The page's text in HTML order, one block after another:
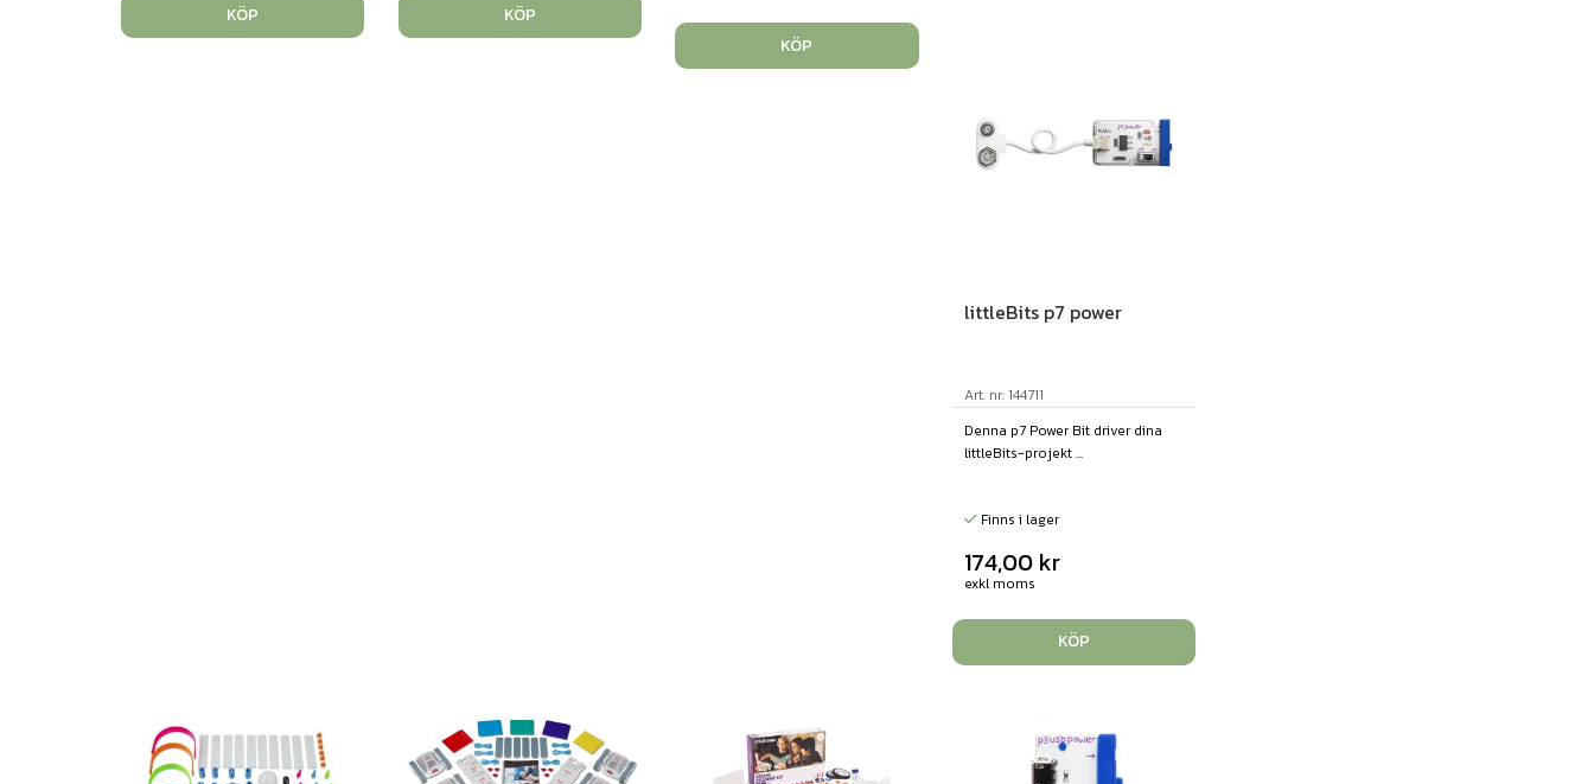
KÖP KÖP
KÖP
littleBits p7 power
Art. nr: 144711
Denna p7 Power Bit driver dina
littleBits-projekt ...
Finns i lager
174,00 kr
exkl moms
KÖP